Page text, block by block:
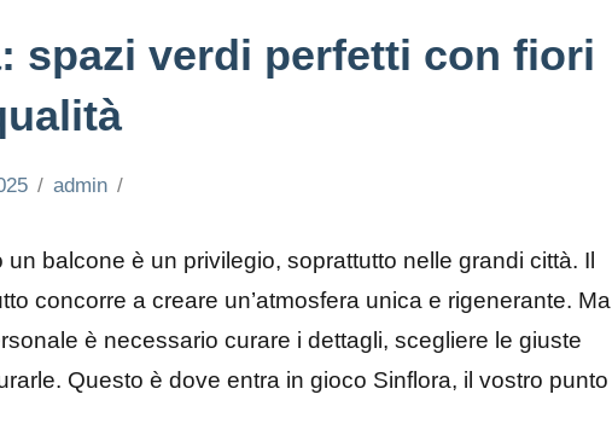
spazi verdi perfetti con fiori
admin
balcone è un privilegio, soprattutto nelle grandi città. Il
concorre a creare un’atmosfera unica e rigenerante. Ma
è necessario curare i dettagli, scegliere le giuste
Questo è dove entra in gioco Sinflora, il vostro punto